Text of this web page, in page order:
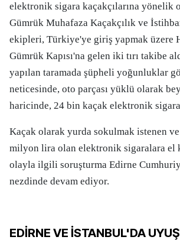
elektronik sigara kaçakçılarına yönelik
Gümrük Muhafaza Kaçakçılık ve
ekipleri, Türkiye'ye giriş yapmak üzere
Gümrük Kapısı'na gelen iki tırı takibe
yapılan taramada şüpheli yoğunluklar
neticesinde, oto parçası yüklü olarak
haricinde, 24 bin kaçak elektronik
Kaçak olarak yurda sokulmak istenen
milyon lira olan elektronik sigaralara el
olayla ilgili soruşturma Edirne
nezdinde devam ediyor.
EDİRNE VE İSTANBUL'DA